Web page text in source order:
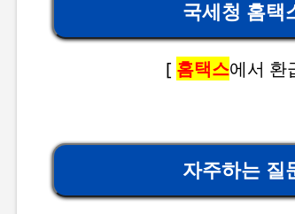
국세청 홈택
[ 홈택스에서 환
자주하는 질